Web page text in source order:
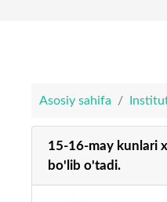
Asosiy sahifa
15-16-may kunlari
bo'lib o'tadi.